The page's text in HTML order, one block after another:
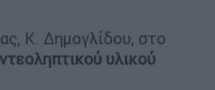
Κ. Δημογλίδου, στο
υλικού